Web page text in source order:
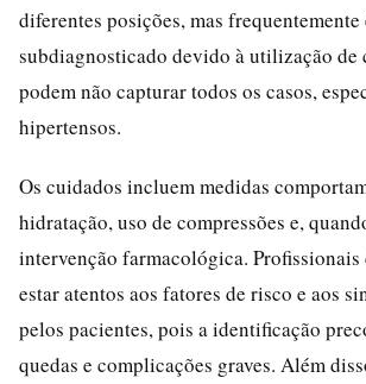
diferentes posições, mas frequentemente
subdiagnosticado devido à utilização de
podem não capturar todos os casos,
hipertensos.
Os cuidados incluem medidas
hidratação, uso de compressões e,
intervenção farmacológica. Profissionais
estar atentos aos fatores de risco e aos
pelos pacientes, pois a identificação
quedas e complicações graves. Além